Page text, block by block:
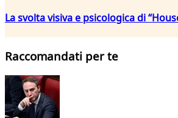
La svolta visiva e psicologica di
Raccomandati per te